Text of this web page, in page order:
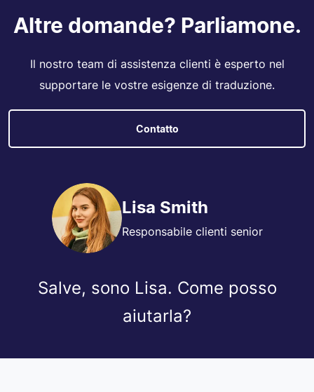
Altre domande? Parliamone.
Il nostro team di assistenza clienti è esperto nel
supportare le vostre esigenze di traduzione.
Contatto
Lisa Smith
Responsabile clienti senior
Salve, sono Lisa. Come posso
aiutarla?